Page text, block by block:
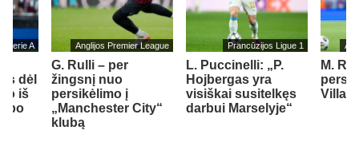
Serie A
dėl
iš
Anglijos Premier League
G. Rulli – per
žingsnį nuo
persikėlimo į
„Manchester City“
klubą
Prancūzijos Ligue 1
L. Puccinelli: „P.
Hojbergas yra
visiškai susitelkęs
darbui Marselyje“
M.
Villa“